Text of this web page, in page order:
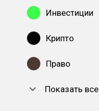
Инвестиции
Крипто
Право
Показать все